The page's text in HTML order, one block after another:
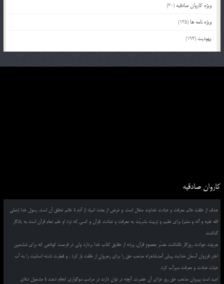
ویژه کاروان صادقیه (30)
ویژه نامه ها (135)
یهودیت (194)
کاروان صادقیه
هدف از خلقت عالم معرفت و عبادت خداوند متعال است, و غرض از بعثت انبیاء از آدم تا خاتم تحقق آن است, رسول خدا (صلی
الله علیه و آله و سلم) برای تعلیم و تربیت بشریّت به معرفت و عبادت ,قرآن و کسی که نزد او علم تمام قرآن است به یادگار
گذاشت.
هرچند حوادث روزگار نگذاشت مفسّر معصومِ قرآن, پرده از حقایق کتاب خدا بردارد ولی در فرصت کوتاهی که برای ششمین
اختر فرزوان آسمان هدایت پیش آمد,شاهراه مذهب حق را برای رهروانِ از خلقت باز کرد , و فطرت تشنه انسانیت را به آب
حیات عبادت و معرفت سیرآب کرد.
امید است پیروان مذهب حق روز عزای آن حضرت, آنچه در توان دارند در مراسم سوگواری انجام دهند تا مشمول دعای